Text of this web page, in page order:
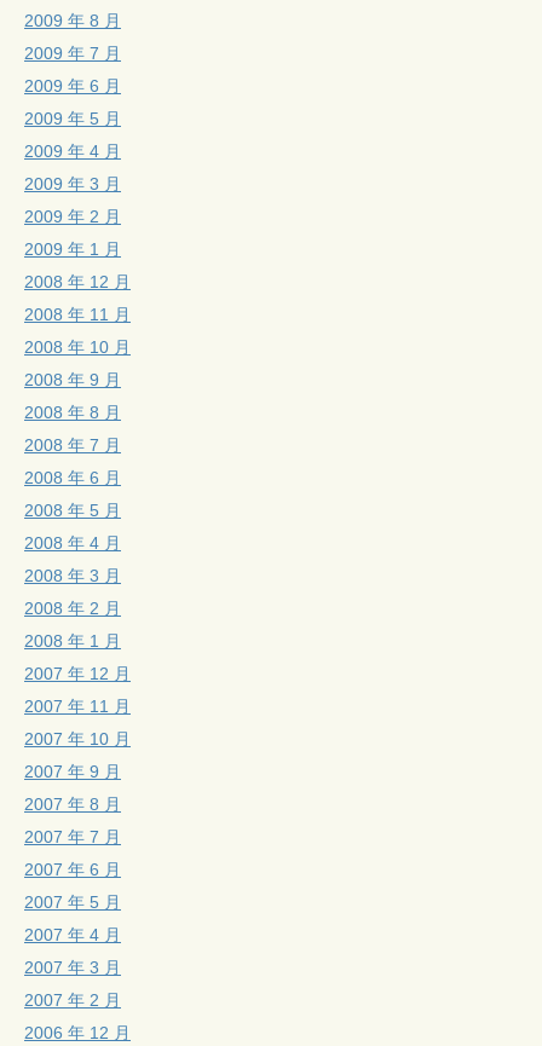
2009 年 8 月
2009 年 7 月
2009 年 6 月
2009 年 5 月
2009 年 4 月
2009 年 3 月
2009 年 2 月
2009 年 1 月
2008 年 12 月
2008 年 11 月
2008 年 10 月
2008 年 9 月
2008 年 8 月
2008 年 7 月
2008 年 6 月
2008 年 5 月
2008 年 4 月
2008 年 3 月
2008 年 2 月
2008 年 1 月
2007 年 12 月
2007 年 11 月
2007 年 10 月
2007 年 9 月
2007 年 8 月
2007 年 7 月
2007 年 6 月
2007 年 5 月
2007 年 4 月
2007 年 3 月
2007 年 2 月
2006 年 12 月